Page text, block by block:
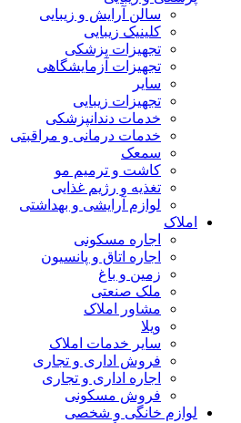
سالن آرایش و زیبایی
کلینیک زیبایی
تجهیزات پزشکی
تجهیزات آزمایشگاهی
سایر
تجهیزات زیبایی
خدمات دندانپزشکی
خدمات درمانی و مراقبتی
سمعک
کاشت و ترمیم مو
تغذیه و رژیم غذایی
لوازم آرایشی و بهداشتی
املاک
اجاره مسکونی
اجاره اتاق و پانسیون
زمین و باغ
ملک صنعتی
مشاور املاک
ویلا
سایر خدمات املاک
فروش اداری و تجاری
اجاره اداری و تجاری
فروش مسکونی
لوازم خانگی و شخصی